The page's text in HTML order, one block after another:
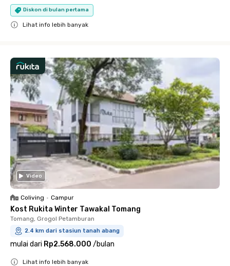
Diskon di bulan pertama
Lihat info lebih banyak
Video
Coliving • Campur
Kost Rukita Winter Tawakal Tomang
Tomang, Grogol Petamburan
2.4 km dari stasiun tanah abang
mulai dari Rp2.568.000 /bulan
Lihat info lebih banyak